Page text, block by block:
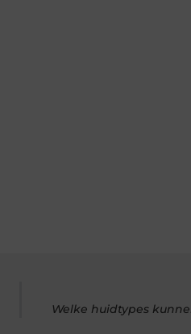
Welke huidtypes